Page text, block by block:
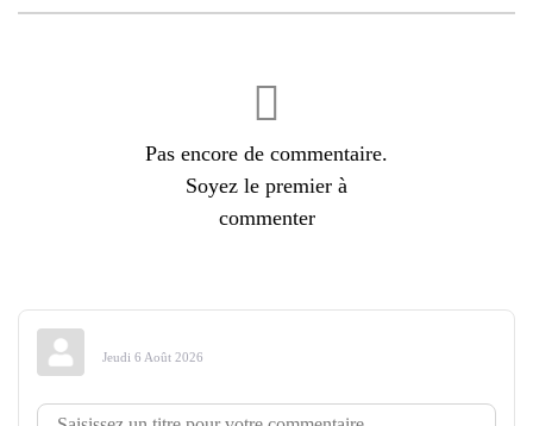
Pas encore de commentaire.
Soyez le premier à
commenter
Jeudi 6 Août 2026